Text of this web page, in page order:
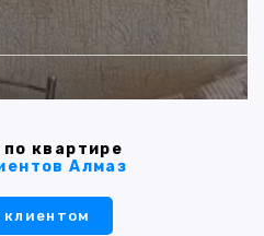
квартире
Алмаз
клиентом